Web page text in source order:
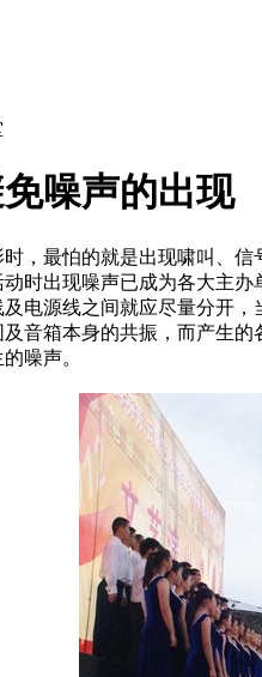
噪声的出现
，最怕的就是出现啸叫、
时出现噪声已成为各大主
电源线之间就应尽量分开
音箱本身的共振，而产生的
噪声。